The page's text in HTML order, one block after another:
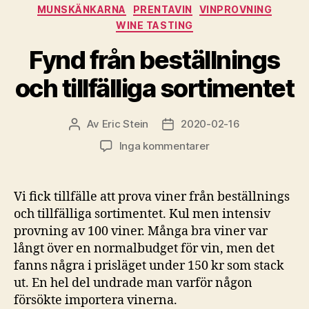
Kategorier
MUNSKÄNKARNA PRENTAVIN
VINPROVNING
WINE TASTING
Fynd från beställnings
och tillfälliga sortimentet
Inläggsförfattare
Av Eric Stein Inläggsdatum
2020-02-16
Inga kommentarertill
beställnings
och
tillfälliga
sortimentet
Vi fick tillfälle att prova viner från beställnings
och tillfälliga sortimentet. Kul men intensiv
provning av 100 viner. Många bra viner var
långt över en normalbudget för vin, men det
fanns några i prisläget under 150 kr som stack
ut. En hel del undrade man varför någon
försökte importera vinerna.